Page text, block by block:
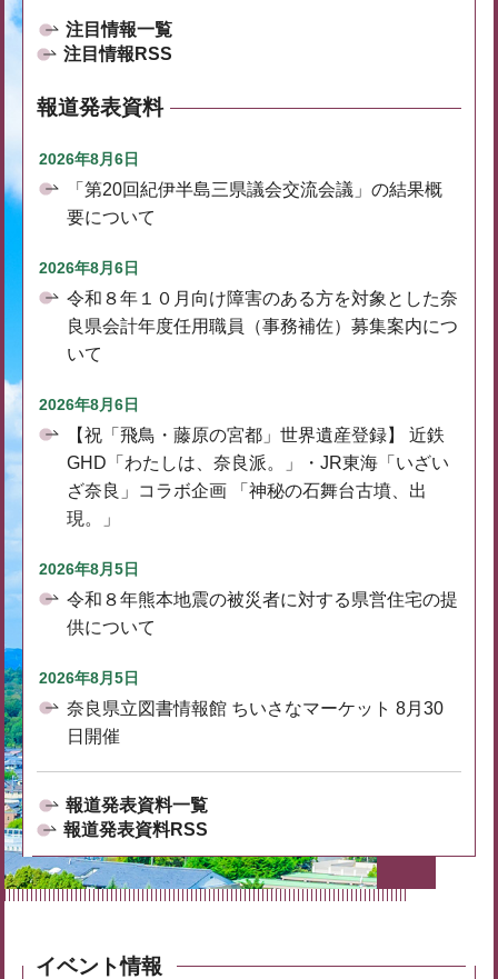
注目情報一覧
注目情報RSS
報道発表資料
2026年8月6日
「第20回紀伊半島三県議会交流会議」の結果概
要について
2026年8月6日
令和８年１０月向け障害のある方を対象とした奈
良県会計年度任用職員（事務補佐）募集案内につ
いて
2026年8月6日
【祝「飛鳥・藤原の宮都」世界遺産登録】 近鉄
GHD「わたしは、奈良派。」・JR東海「いざい
ざ奈良」コラボ企画 「神秘の石舞台古墳、出
現。」
2026年8月5日
令和８年熊本地震の被災者に対する県営住宅の提
供について
2026年8月5日
奈良県立図書情報館 ちいさなマーケット 8月30
日開催
報道発表資料一覧
報道発表資料RSS
イベント情報